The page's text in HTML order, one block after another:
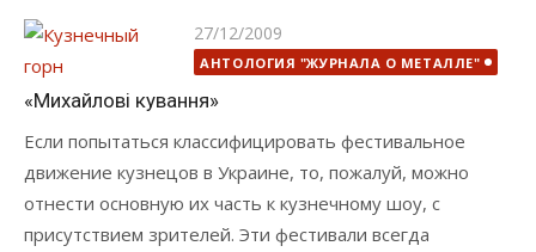
Опубликовано
27/12/2009
АНТОЛОГИЯ "ЖУРНАЛА О МЕТАЛЛЕ"
«Михайловi кування»
Если попытаться классифицировать фестивальное
движение кузнецов в Украине, то, пожалуй, можно
отнести основную их часть к кузнечному шоу, с
присутствием зрителей. Эти фестивали всегда